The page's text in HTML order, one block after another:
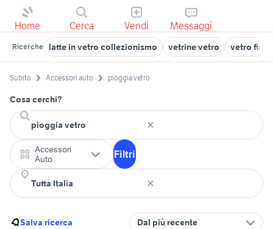
Home Cerca Vendi Messaggi
Ricerche latte in vetro collezionismo vetrine vetro vetro
Subito Accessori auto pioggia vetro
Cosa cerchi?
Accessori
Auto
Filtri
Salva ricerca Dal più recente